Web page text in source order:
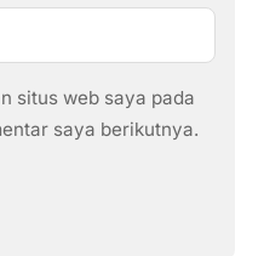
situs web saya pada
saya berikutnya.